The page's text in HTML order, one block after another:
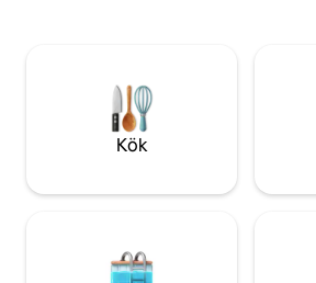
kan också boka ytterligare tjänster,
såsom bubbelpool (75 per natt), bio (50)
eller seminarieverktyg
Kök